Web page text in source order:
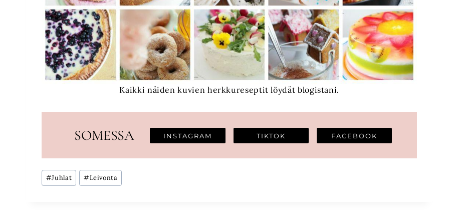
Kaikki näiden kuvien herkkureseptit löydät blogistani.
SOMESSA INSTAGRAM TIKTOK FACEBOOK
Avainsanat:
#Juhlat #Leivonta